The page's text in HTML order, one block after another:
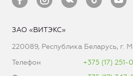
ЗАО «ВИТЭКС»
220089, Республика Беларусь, г.
Телефон
+375 (17) 251-